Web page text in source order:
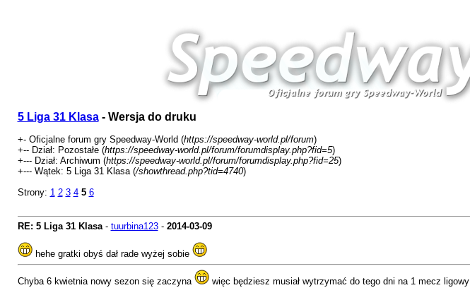
5 Liga 31 Klasa- Wersja do druku
+- Oficjalne forum gry Speedway-World (https://speedway-world.pl/forum)
+-- Dział: Pozostałe (https://speedway-world.pl/forum/forumdisplay.php?fid=5)
+--- Dział: Archiwum (https://speedway-world.pl/forum/forumdisplay.php?fid=25)
+--- Wątek: 5 Liga 31 Klasa (/showthread.php?tid=4740)
Strony: 1 2 3 4 5 6
RE: 5 Liga 31 Klasa- tuurbina123- 2014-03-09
hehe gratki obyś dał rade wyżej sobie
Chyba 6 kwietnia nowy sezon się zaczyna więc będziesz musiał wytrzymać do tego dni na 1 mecz ligowy